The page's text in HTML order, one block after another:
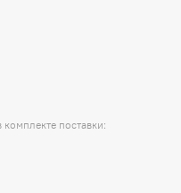
поставки: